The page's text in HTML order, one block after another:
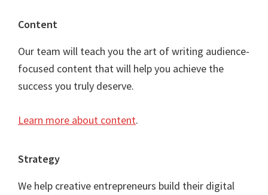
Content
Our team will teach you the art of writing audience-
focused content that will help you achieve the
success you truly deserve.
Learn more about content.
Strategy
We help creative entrepreneurs build their digital